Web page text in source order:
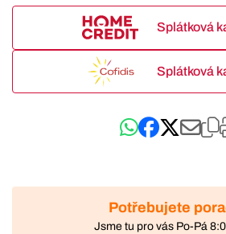
Splátková
Splátková
Potřebujete
Jsme tu pro vás Po-Pá